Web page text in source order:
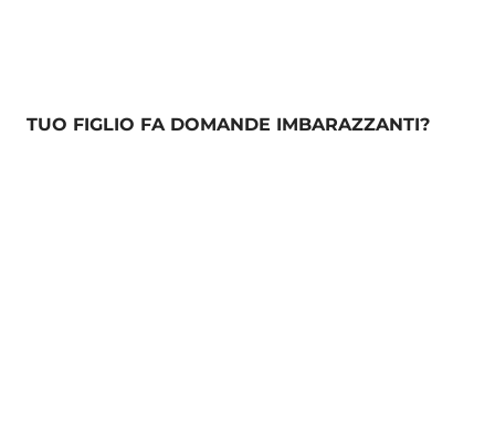
TUO FIGLIO FA DOMANDE IMBARAZZANTI?